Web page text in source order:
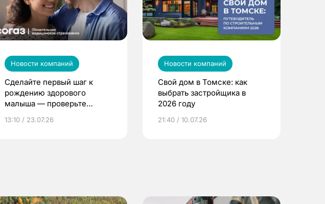
Новости компаний
Сделайте первый шаг к
рождению здорового
малыша — проверьте
по ОМС!
13:10 / 23.07.26
Новости компаний
Свой дом в Томске: как
выбрать застройщика в
2026 году
21:40 / 10.07.26